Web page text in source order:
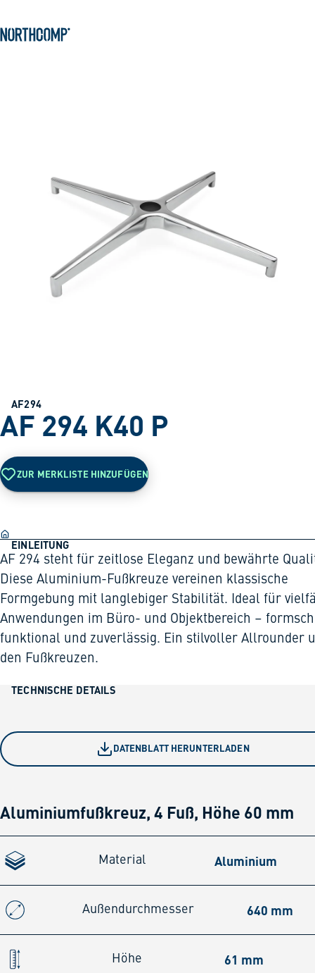
Zur Navigation springen
AF294
AF 294 K40 P
ZUR MERKLISTE HINZUFÜGEN
EINLEITUNG
AF 294 steht für zeitlose Eleganz und bewährte
Diese Aluminium-Fußkreuze vereinen klassische
Formgebung mit langlebiger Stabilität. Ideal für
Anwendungen im Büro- und Objektbereich –
funktional und zuverlässig. Ein stilvoller Allrounder
den Fußkreuzen.
TECHNISCHE DETAILS
DATENBLATT HERUNTERLADEN
Aluminiumfußkreuz, 4 Fuß, Höhe 60 mm
Material Aluminium
Außendurchmesser 640 mm
Höhe 61 mm